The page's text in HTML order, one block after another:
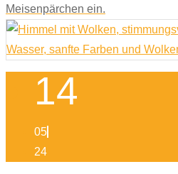
Meisenpärchen ein.
14
05
24